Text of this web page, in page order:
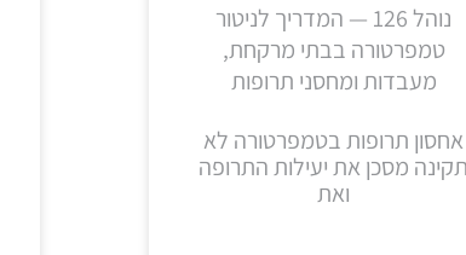
נוהל 126 — המדריך לניטור
טמפרטורה בבתי מרקחת,
מעבדות ומחסני תרופות
אחסון תרופות בטמפרטורה לא
מסכן את יעילות התרופה
ואת